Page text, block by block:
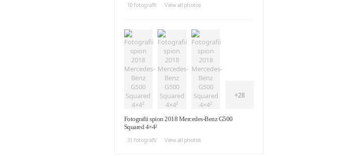
10 fotografii
View all photos
+28
Fotografii spion 2018 Mercedes-Benz G500
Squared 4×4²
31 fotografii
View all photos